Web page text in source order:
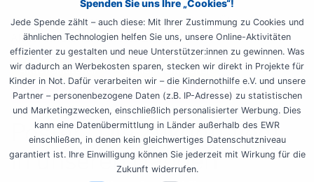
Spenden Sie uns Ihre „Cookies“!
Jede Spende zählt – auch diese: Mit Ihrer Zustimmung zu Cookies und
ähnlichen Technologien helfen Sie uns, unsere Online-Aktivitäten
effizienter zu gestalten und neue Unterstützer:innen zu gewinnen. Was
wir dadurch an Werbekosten sparen, stecken wir direkt in Projekte für
Kinder in Not. Dafür verarbeiten wir – die Kindernothilfe e.V. und unsere
Partner – personenbezogene Daten (z.B. IP-Adresse) zu statistischen
und Marketingzwecken, einschließlich personalisierter Werbung. Dies
kann eine Datenübermittlung in Länder außerhalb des EWR
einschließen, in denen kein gleichwertiges Datenschutzniveau
garantiert ist. Ihre Einwilligung können Sie jederzeit mit Wirkung für die
Zukunft widerrufen.
Startseite Informieren Materialien
Übersicht
Aktionsmaterial
Poster Zukunft
Aktionsmaterial
Gemeindematerial
Ehrenamtliche
Kirche und Gemeinde
Poster "Die Zukunft liegt
in unseren Händen"